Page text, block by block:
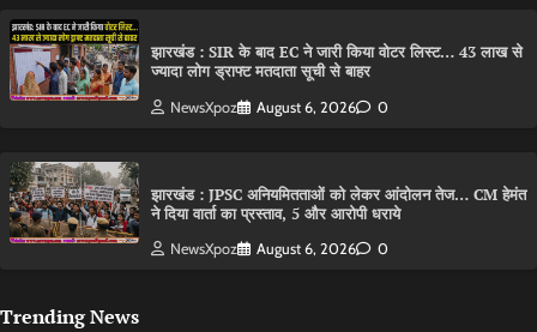
झारखंड : SIR के बाद EC ने जारी किया वोटर लिस्ट… 43 लाख से
ज्यादा लोग ड्राफ्ट मतदाता सूची से बाहर
NewsXpoz August 6, 2026 0
झारखंड : JPSC अनियमितताओं को लेकर आंदोलन तेज… CM हेमंत
ने दिया वार्ता का प्रस्ताव, 5 और आरोपी धराये
NewsXpoz August 6, 2026 0
Trending News